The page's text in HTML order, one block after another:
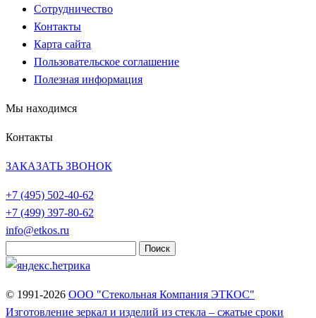
Сотрудничество
Контакты
Карта сайта
Пользовательское соглашение
Полезная информация
Мы находимся
Контакты
ЗАКАЗАТЬ ЗВОНОК
+7 (495) 502-40-62
+7 (499) 397-80-62
info@etkos.ru
© 1991-2026 ООО "Стекольная Компания ЭТКОС"
Изготовление зеркал и изделий из стекла – сжатые сроки